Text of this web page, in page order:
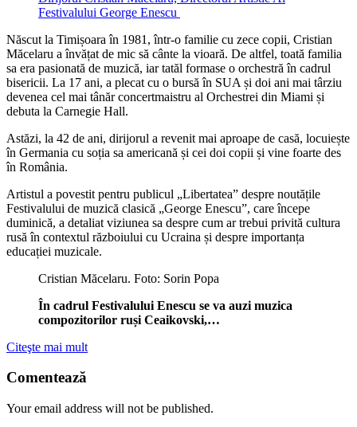
Născut la Timișoara în 1981, într-o familie cu zece copii, Cristian
Măcelaru a învățat de mic să cânte la vioară. De altfel, toată familia
sa era pasionată de muzică, iar tatăl formase o orchestră în cadrul
bisericii. La 17 ani, a plecat cu o bursă în SUA și doi ani mai târziu
devenea cel mai tânăr concertmaistru al Orchestrei din Miami și
debuta la Carnegie Hall.
Astăzi, la 42 de ani, dirijorul a revenit mai aproape de casă, locuiește
în Germania cu soția sa americană și cei doi copii și vine foarte des
în România.
Artistul a povestit pentru publicul „Libertatea” despre noutățile
Festivalului de muzică clasică „George Enescu”, care începe
duminică, a detaliat viziunea sa despre cum ar trebui privită cultura
rusă în contextul războiului cu Ucraina și despre importanța
educației muzicale.
Cristian Măcelaru. Foto: Sorin Popa
În cadrul Festivalului Enescu se va auzi muzica
compozitorilor ruși Ceaikovski,…
Citeşte mai mult
Comentează
Your email address will not be published.